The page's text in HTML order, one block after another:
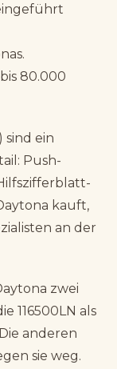
80.000
sind ein
Push-
kauft,
an der
zwei
116500LN als
anderen
sie weg.